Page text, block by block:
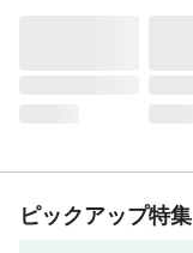
ピックアップ特集